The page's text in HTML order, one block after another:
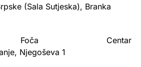
(Sala Sutjeska), Branka
Foča Centar
Njegoševa 1